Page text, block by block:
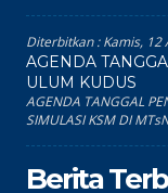
Diterbitkan :Kamis, 12
AGENDA
ULUM KUDUS
AGENDA TANGGAL
SIMULASI KSM DI
Berita